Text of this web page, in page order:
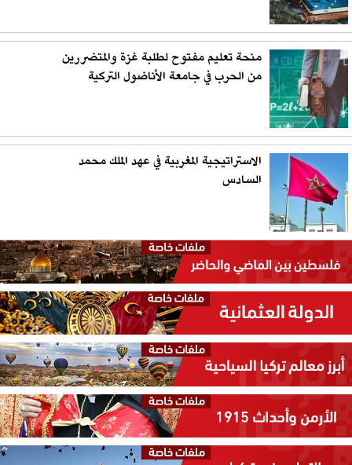
منحة تعليم مفتوح لطلبة غزة والمتضررين
من الحرب في جامعة الأناضول التركية
الاستراتيجية المغربية في عهد الملك محمد
السادس